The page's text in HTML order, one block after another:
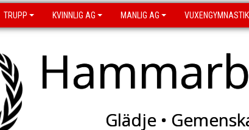
TRUPP KVINNLIG AG MANLIG AG VUXENGYMNASTIK
Glädje •